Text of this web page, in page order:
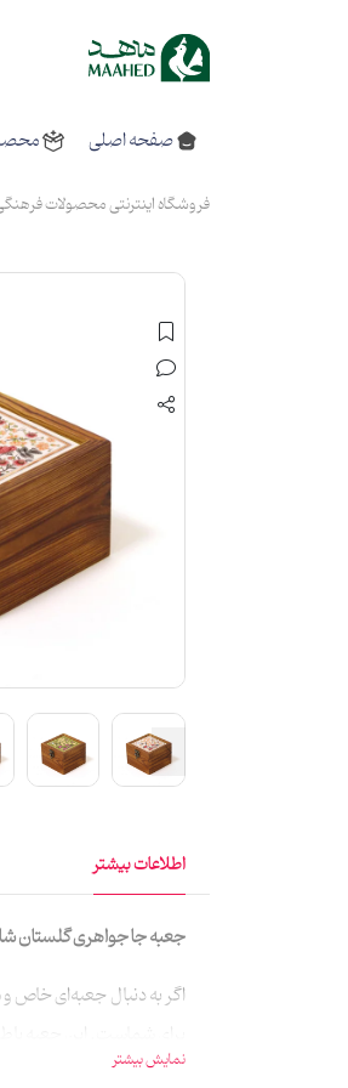
صفحه اصلی
فروشگاه اینترنتی محصولات
اطلاعات بیشتر
جعبه جا جواهری گلستان
اگر به دنبال جعبه‌ای خاص
نمایش بیشتر